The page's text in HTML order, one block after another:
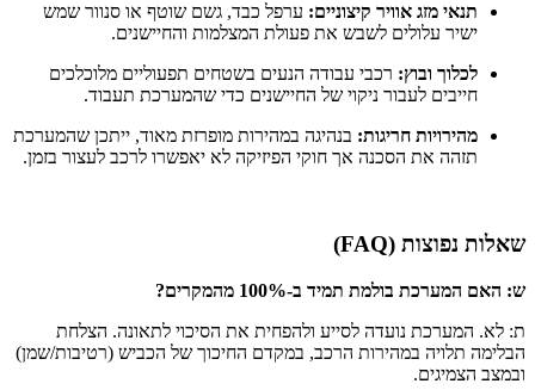
תנאי מזג אוויר קיצוניים: ערפל כבד, גשם שוטף או סנוור שמש
ישיר עלולים לשבש את פעולת המצלמות והחיישנים.
לכלוך ובוץ: רכבי עבודה הנעים בשטחים תפעוליים מלוכלכים
חייבים לעבור ניקוי של החיישנים כדי שהמערכת תעבוד.
מהירויות חריגות: בנהיגה במהירות מופרזת מאוד, ייתכן שהמערכת
תזהה את הסכנה אך חוקי הפיזיקה לא יאפשרו לרכב לעצור בזמן.
שאלות נפוצות (FAQ)
ש: האם המערכת בולמת תמיד ב-100% מהמקרים?
ת: לא. המערכת נועדה לסייע ולהפחית את הסיכוי לתאונה. הצלחת
הבלימה תלויה במהירות הרכב, במקדם החיכוך של הכביש (רטיבות/שמן)
ובמצב הצמיגים.